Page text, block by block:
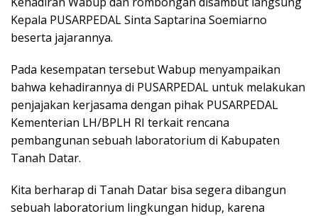
Kepala PUSARPEDAL Sinta Saptarina Soemiarno
beserta jajarannya.
Pada kesempatan tersebut Wabup menyampaikan
bahwa kehadirannya di PUSARPEDAL untuk melakukan
penjajakan kerjasama dengan pihak PUSARPEDAL
Kementerian LH/BPLH RI terkait rencana
pembangunan sebuah laboratorium di Kabupaten
Tanah Datar.
Kita berharap di Tanah Datar bisa segera dibangun
sebuah laboratorium lingkungan hidup, karena